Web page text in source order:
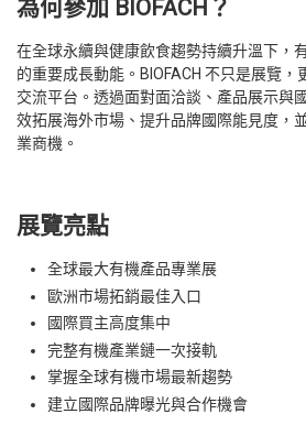
為何參加 BIOFACH？
在全球永續與健康飲食趨勢持續升溫下，
的重要成長動能。BIOFACH 不只是展覽
交流平台。透過面對面洽談、產品展示與
效拓展海外市場、提升品牌國際能見度，
業商機。
展覽亮點
全球最大有機產品專業展
歐洲市場拓銷最佳入口
國際買主高度集中
完整有機產業鏈一次接軌
掌握全球有機市場最新趨勢
建立國際品牌曝光與合作機會